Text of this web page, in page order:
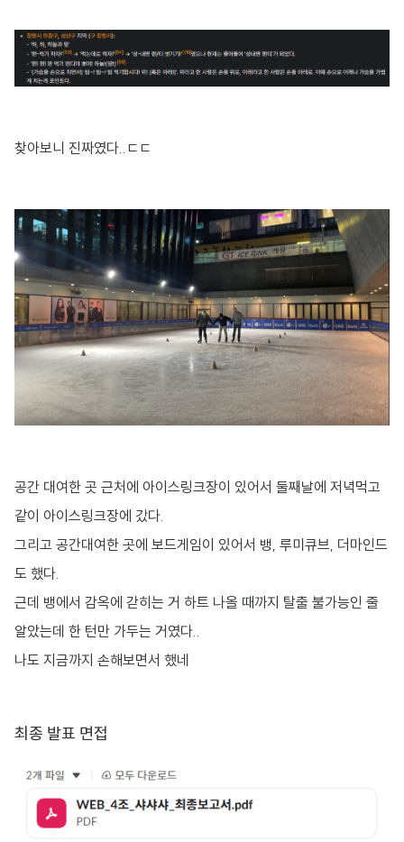
찾아보니 진짜였다..ㄷㄷ
공간 대여한 곳 근처에 아이스링크장이 있어서 둘째날에 저녁먹고
같이 아이스링크장에 갔다.
그리고 공간대여한 곳에 보드게임이 있어서 뱅, 루미큐브, 더마인드
도 했다.
근데 뱅에서 감옥에 갇히는 거 하트 나올 때까지 탈출 불가능인 줄
알았는데 한 턴만 가두는 거였다..
나도 지금까지 손해보면서 했네
최종 발표 면접